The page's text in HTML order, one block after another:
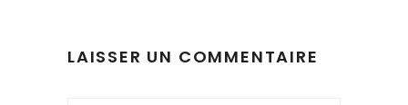
LAISSER UN COMMENTAIRE